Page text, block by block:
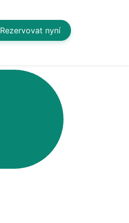
Rezervovat nyní